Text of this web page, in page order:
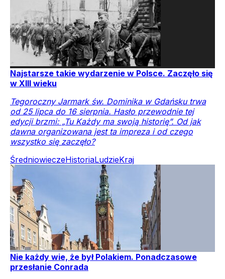
Najstarsze takie wydarzenie w Polsce. Zaczęło się
w XIII wieku
Tegoroczny Jarmark św. Dominika w Gdańsku trwa
od 25 lipca do 16 sierpnia. Hasło przewodnie tej
edycji brzmi: „Tu Każdy ma swoją historię”. Od jak
dawna organizowana jest ta impreza i od czego
wszystko się zaczęło?
ŚredniowieczeHistoriaLudzieKraj
Nie każdy wie, że był Polakiem. Ponadczasowe
przesłanie Conrada